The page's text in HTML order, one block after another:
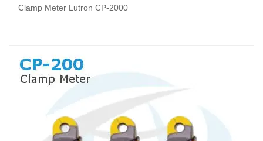
Clamp Meter Lutron CP-2000